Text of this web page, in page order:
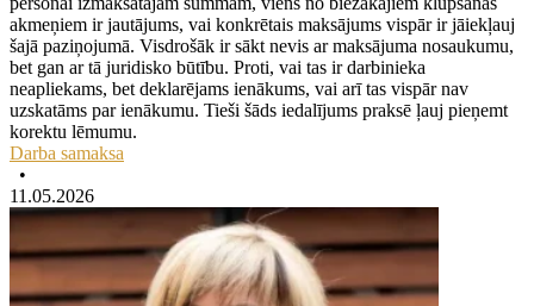
akmeņiem ir jautājums, vai konkrētais maksājums vispār ir jāiekļauj
šajā paziņojumā. Visdrošāk ir sākt nevis ar maksājuma nosaukumu,
bet gan ar tā juridisko būtību. Proti, vai tas ir darbinieka
neapliekams, bet deklarējams ienākums, vai arī tas vispār nav
uzskatāms par ienākumu. Tieši šāds iedalījums praksē ļauj pieņemt
korektu lēmumu.
Darba samaksa
•
11.05.2026